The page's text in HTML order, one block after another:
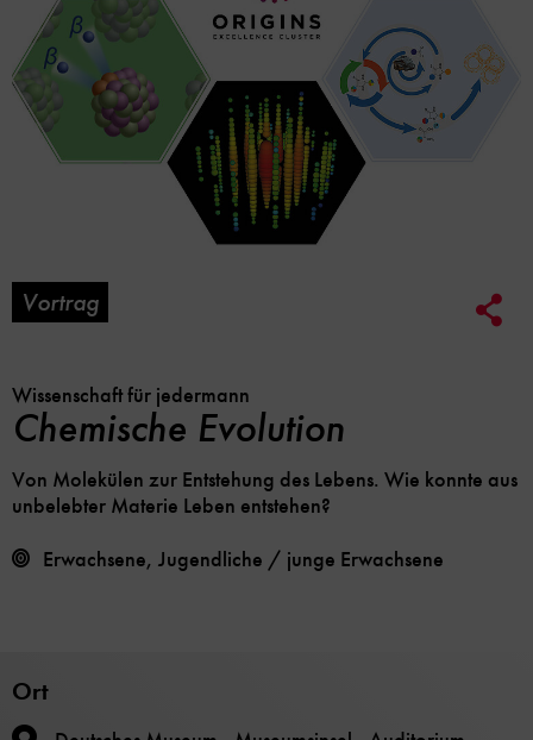
Vortrag
Wissenschaft für jedermann
Chemische Evolution
Von Molekülen zur Entstehung des Lebens. Wie konnte aus
unbelebter Materie Leben entstehen?
Erwachsene, Jugendliche / junge Erwachsene
Ort